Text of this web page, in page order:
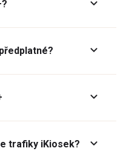
trafiky iKiosek?